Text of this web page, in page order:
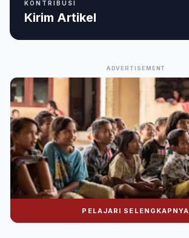
KONTRIBUSI
Kirim Artikel
ADVERTISEMENT
Donasi Nuralwala Foundation
Bantu syiar dakwah melalui platform digital.
PELAJARI SELENGKAPNYA